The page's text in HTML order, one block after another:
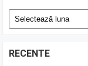
Arhive
RECENTE